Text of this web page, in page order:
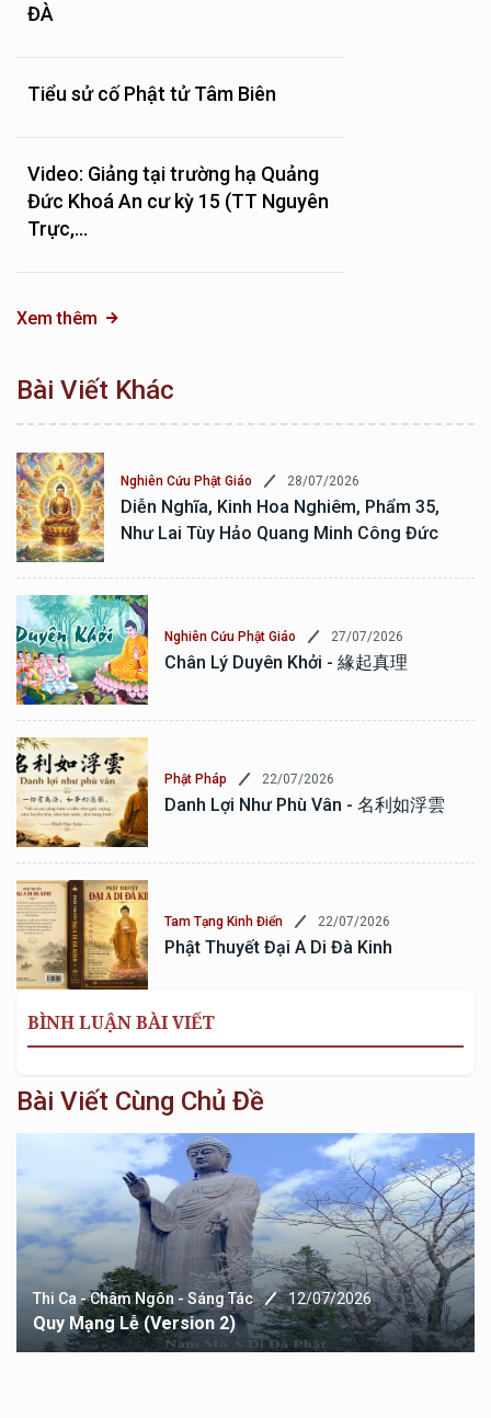
ĐÀ
Tiểu sử cố Phật tử Tâm Biên
Video: Giảng tại trường hạ Quảng
Đức Khoá An cư kỳ 15 (TT Nguyên
Trực,...
Xem thêm
Bài Viết Khác
Nghiên Cứu Phật Giáo 28/07/2026
Diễn Nghĩa, Kinh Hoa Nghiêm, Phẩm 35,
Như Lai Tùy Hảo Quang Minh Công Đức
Nghiên Cứu Phật Giáo 27/07/2026
Chân Lý Duyên Khởi - 緣起真理
Phật Pháp 22/07/2026
Danh Lợi Như Phù Vân - 名利如浮雲
Tam Tạng Kinh Điển 22/07/2026
Phật Thuyết Đại A Di Đà Kinh
BÌNH LUẬN BÀI VIẾT
Bài Viết Cùng Chủ Đề
Thi Ca - Châm Ngôn - Sáng Tác 12/07/2026
Quy Mạng Lễ (version 2)